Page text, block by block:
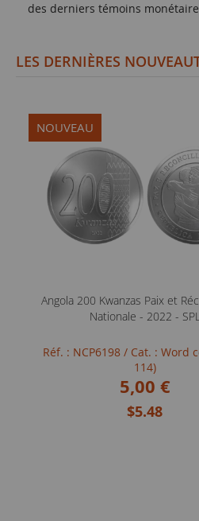
des derniers témoins
LES DERNIÈRES
NOUVEAU
Angola 200 Kwanzas Paix et
Nationale - 2022 -
Réf. : NCP6198 / Cat. : Word
114)
5,00 €
$5.48